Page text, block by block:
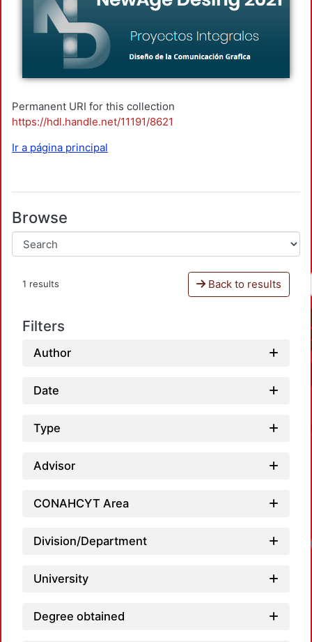
Permanent URI for this collection
https://hdl.handle.net/11191/8621
Ir a página principal
Browse
1 results Back to results
Filters
Author
Date
Type
Advisor
CONAHCYT Area
Division/Department
University
Degree obtained